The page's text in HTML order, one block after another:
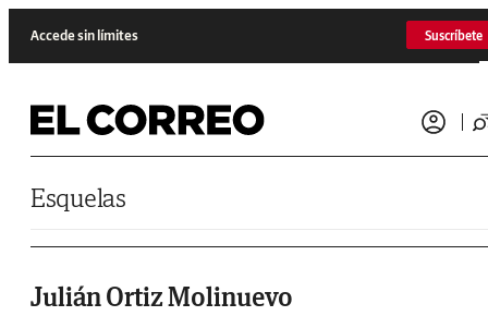
Accede sin límites Suscríbete
Esquelas
Julián Ortiz Molinuevo